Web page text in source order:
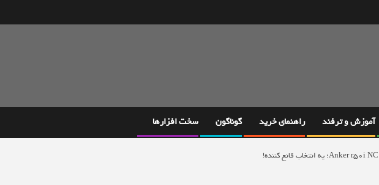
آموزش و ترفند راهنمای خرید گوناگون سخت افزارها